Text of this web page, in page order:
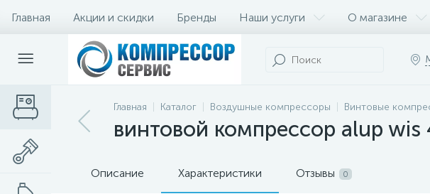
Главная Акции и скидки Бренды Наши услуги О магазине
Главная Каталог Воздушные компрессоры Винтовые
винтовой компрессор alup wis
Описание Характеристики Отзывы 0